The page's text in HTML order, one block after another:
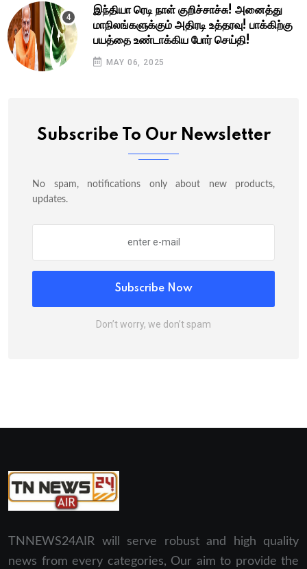
இந்தியா ரெடி நாள் குறிச்சாச்சு! அனைத்து
மாநிலங்களுக்கும் அதிரடி உத்தரவு! பாக்கிற்கு
பயத்தை உண்டாக்கிய போர் செய்தி!
MAY 06, 2025
Subscribe To Our Newsletter
No spam, notifications only about new products,
updates.
Subscribe Now
Don’t worry, we don’t spam
TNNEWS24AIR will serve robust and high quality
news from every categories, Our aim to provide the